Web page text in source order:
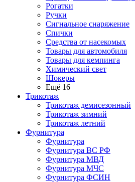
Рогатки
Ручки
Сигнальное снаряжение
Спички
Средства от насекомых
Товары для автомобиля
Товары для кемпинга
Химический свет
Шокеры
Ещё 16
Трикотаж
Трикотаж демисезонный
Трикотаж зимний
Трикотаж летний
Фурнитура
Фурнитура
Фурнитура ВС РФ
Фурнитура МВД
Фурнитура МЧС
Фурнитура ФСИН